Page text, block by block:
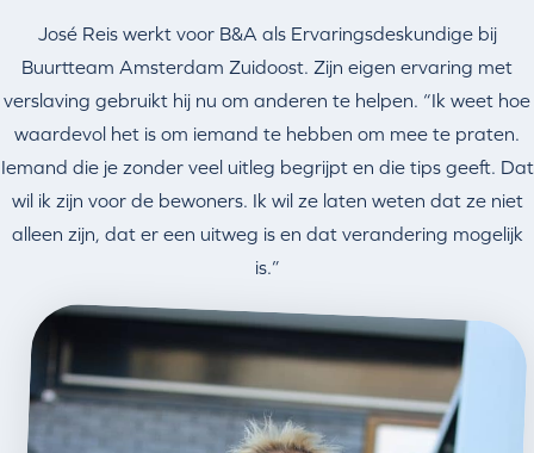
José Reis werkt voor B&A als Ervaringsdeskundige bij
Buurtteam Amsterdam Zuidoost. Zijn eigen ervaring met
verslaving gebruikt hij nu om anderen te helpen. “Ik weet hoe
waardevol het is om iemand te hebben om mee te praten.
Iemand die je zonder veel uitleg begrijpt en die tips geeft. Dat
wil ik zijn voor de bewoners. Ik wil ze laten weten dat ze niet
alleen zijn, dat er een uitweg is en dat verandering mogelijk
is.”